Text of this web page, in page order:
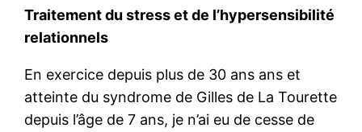
Traitement du stress et de l’hypersensibilité
relationnels
En exercice depuis plus de 30 ans ans et
atteinte du syndrome de Gilles de La Tourette
depuis l’âge de 7 ans, je n’ai eu de cesse de